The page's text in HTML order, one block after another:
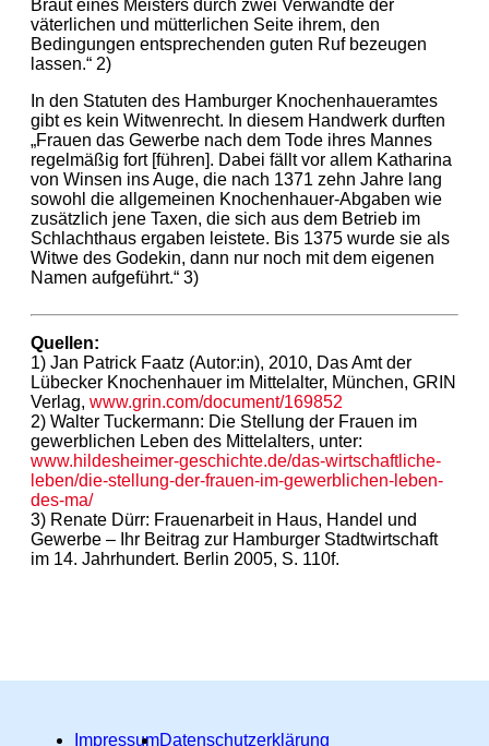
Braut eines Meisters durch zwei Verwandte der
väterlichen und mütterlichen Seite ihrem, den
Bedingungen entsprechenden guten Ruf bezeugen
lassen.“ 2)
In den Statuten des Hamburger Knochenhaueramtes
gibt es kein Witwenrecht. In diesem Handwerk durften
„Frauen das Gewerbe nach dem Tode ihres Mannes
regelmäßig fort [führen]. Dabei fällt vor allem Katharina
von Winsen ins Auge, die nach 1371 zehn Jahre lang
sowohl die allgemeinen Knochenhauer-Abgaben wie
zusätzlich jene Taxen, die sich aus dem Betrieb im
Schlachthaus ergaben leistete. Bis 1375 wurde sie als
Witwe des Godekin, dann nur noch mit dem eigenen
Namen aufgeführt.“ 3)
Quellen:
1) Jan Patrick Faatz (Autor:in), 2010, Das Amt der
Lübecker Knochenhauer im Mittelalter, München, GRIN
Verlag, www.grin.com/document/169852
2) Walter Tuckermann: Die Stellung der Frauen im
gewerblichen Leben des Mittelalters, unter:
www.hildesheimer-geschichte.de/das-wirtschaftliche-
leben/die-stellung-der-frauen-im-gewerblichen-leben-
des-ma/
3) Renate Dürr: Frauenarbeit in Haus, Handel und
Gewerbe – Ihr Beitrag zur Hamburger Stadtwirtschaft
im 14. Jahrhundert. Berlin 2005, S. 110f.
ImpressumDatenschutzerklärung